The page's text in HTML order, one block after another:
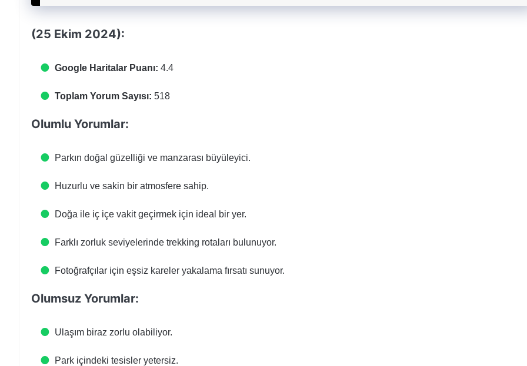
(25 Ekim 2024):
Google Haritalar Puanı: 4.4
Toplam Yorum Sayısı: 518
Olumlu Yorumlar:
Parkın doğal güzelliği ve manzarası büyüleyici.
Huzurlu ve sakin bir atmosfere sahip.
Doğa ile iç içe vakit geçirmek için ideal bir yer.
Farklı zorluk seviyelerinde trekking rotaları bulunuyor.
Fotoğrafçılar için eşsiz kareler yakalama fırsatı sunuyor.
Olumsuz Yorumlar:
Ulaşım biraz zorlu olabiliyor.
Park içindeki tesisler yetersiz.